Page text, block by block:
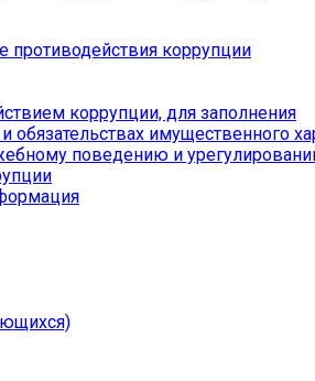
коррупции
коррупции, для заполнения
имущественного
поведению и